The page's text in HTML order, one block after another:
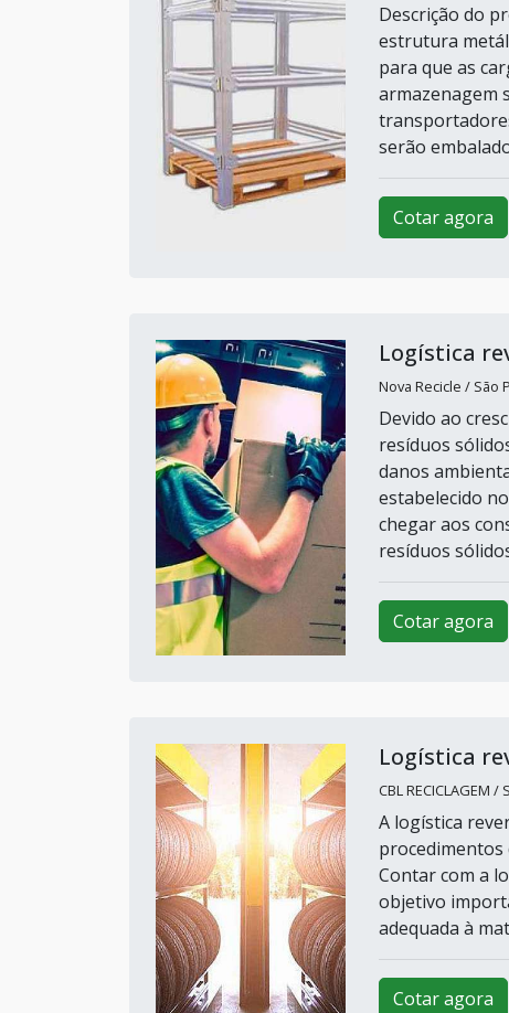
Descrição do
estrutura
para que as
armazenagem
serão
Cotar agora
Logística
Nova Recicle / São
Devido ao
resíduos
danos
estabelecido
chegar aos
resíduos
Cotar agora
Logística
CBL RECICLAGEM
A logística
Contar com a
objetivo
adequada à
Cotar agora